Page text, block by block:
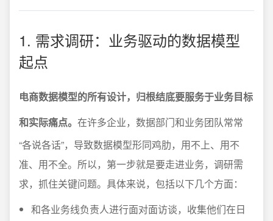
1. 需求调研：业务驱动的数据模型
起点
电商数据模型的所有设计，归根结底要服务于业务目标
和实际痛点。 在许多企业，数据部门和业务团队常常
“各说各话”，导致数据模型形同鸡肋，用不上、用不
准、用不全。所以，第一步就是要走进业务，调研需
求，抓住关键问题。具体来说，包括以下几个方面：
和各业务线负责人进行面对面访谈，收集他们在日